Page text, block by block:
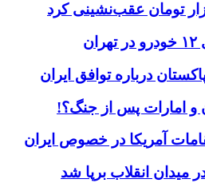
درباره توافق ایران
و امارات پس از جنگ؟!
آمریکا در خصوص ایران
میدان انقلاب برپا شد